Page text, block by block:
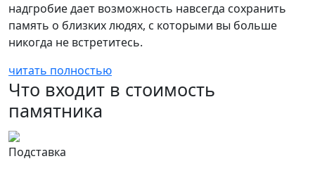
надгробие дает возможность навсегда сохранить
память о близких людях, с которыми вы больше
никогда не встретитесь.
читать полностью
Что входит в стоимость
памятника
Подставка